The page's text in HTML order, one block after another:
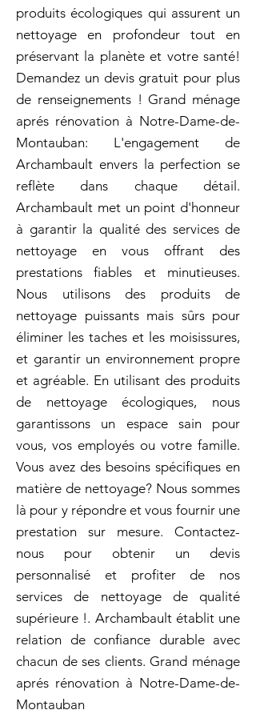
produits écologiques qui assurent un
nettoyage en profondeur tout en
préservant la planète et votre santé!
Demandez un devis gratuit pour plus
de renseignements ! Grand ménage
aprés rénovation à Notre-Dame-de-
Montauban: L'engagement de
Archambault envers la perfection se
reflète dans chaque détail.
Archambault met un point d'honneur
à garantir la qualité des services de
nettoyage en vous offrant des
prestations fiables et minutieuses.
Nous utilisons des produits de
nettoyage puissants mais sûrs pour
éliminer les taches et les moisissures,
et garantir un environnement propre
et agréable. En utilisant des produits
de nettoyage écologiques, nous
garantissons un espace sain pour
vous, vos employés ou votre famille.
Vous avez des besoins spécifiques en
matière de nettoyage? Nous sommes
là pour y répondre et vous fournir une
prestation sur mesure. Contactez-
nous pour obtenir un devis
personnalisé et profiter de nos
services de nettoyage de qualité
supérieure !. Archambault établit une
relation de confiance durable avec
chacun de ses clients. Grand ménage
aprés rénovation à Notre-Dame-de-
Montauban